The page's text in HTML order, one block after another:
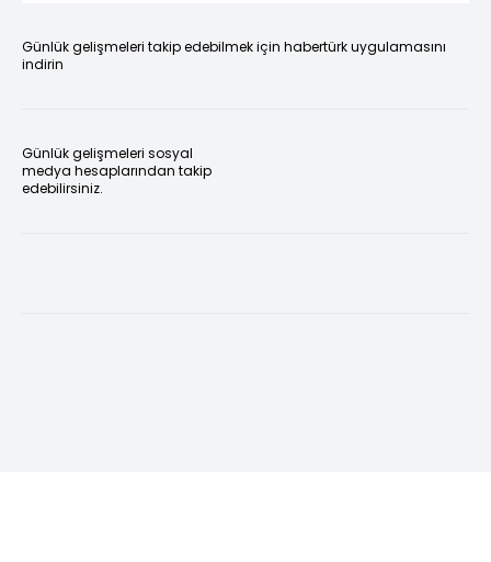
Günlük gelişmeleri takip edebilmek için habertürk uygulamasını
indirin
Günlük gelişmeleri sosyal
medya hesaplarından takip
edebilirsiniz.